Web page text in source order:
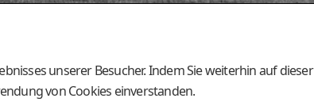
unserer Besucher. Indem Sie weiterhin auf dieser
von Cookies einverstanden.
1
Am Tieberhof 6
A-8200 Gleisdorf